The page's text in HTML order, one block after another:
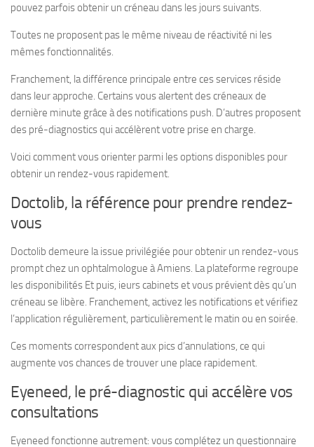
pouvez parfois obtenir un créneau dans les jours suivants.
Toutes ne proposent pas le même niveau de réactivité ni les
mêmes fonctionnalités.
Franchement, la différence principale entre ces services réside
dans leur approche. Certains vous alertent des créneaux de
dernière minute grâce à des notifications push. D’autres proposent
des pré-diagnostics qui accélèrent votre prise en charge.
Voici comment vous orienter parmi les options disponibles pour
obtenir un rendez-vous rapidement.
Doctolib, la référence pour prendre rendez-
vous
Doctolib demeure la issue privilégiée pour obtenir un rendez-vous
prompt chez un ophtalmologue à Amiens. La plateforme regroupe
les disponibilités Et puis, ieurs cabinets et vous prévient dès qu’un
créneau se libère. Franchement, activez les notifications et vérifiez
l’application régulièrement, particulièrement le matin ou en soirée.
Ces moments correspondent aux pics d’annulations, ce qui
augmente vos chances de trouver une place rapidement.
Eyeneed, le pré-diagnostic qui accélère vos
consultations
Eyeneed fonctionne autrement: vous complétez un questionnaire